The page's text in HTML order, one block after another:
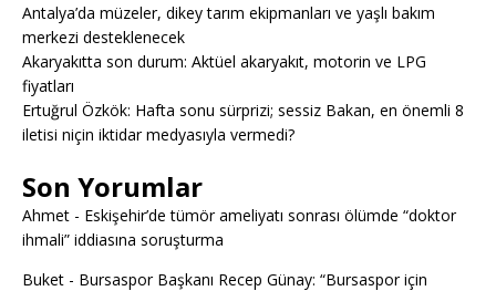
Antalya’da müzeler, dikey tarım ekipmanları ve yaşlı bakım
merkezi desteklenecek
Akaryakıtta son durum: Aktüel akaryakıt, motorin ve LPG
fiyatları
Ertuğrul Özkök: Hafta sonu sürprizi; sessiz Bakan, en önemli 8
iletisi niçin iktidar medyasıyla vermedi?
Son Yorumlar
Ahmet - Eskişehir’de tümör ameliyatı sonrası ölümde “doktor
ihmali” iddiasına soruşturma
Buket - Bursaspor Başkanı Recep Günay: “Bursaspor için